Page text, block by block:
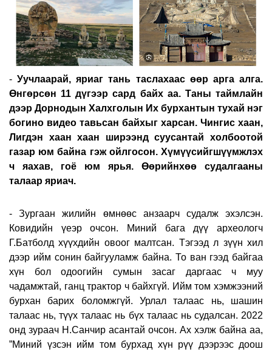
-Уучлаарай, яриаг тань таслахаас өөр арга алга.
Өнгөрсөн 11 дүгээр сард байх аа. Таны таймлайн
дээр Дорнодын Халхголын Их бурхантын тухай нэг
богино видео тавьсан байхыг харсан. Чингис хаан,
Лигдэн хаан хаан ширээнд суусантай холбоотой
газар юм байна гэж ойлгосон. Хүмүүсийгшүүмжлэх
ч яахав, гоё юм ярья. Өөрийнхөө судалгааны
талаар яриач.
- Зургаан жилийн өмнөөс анзаарч судалж эхэлсэн.
Ковидийн үеэр очсон. Миний бага дүү археологч
Г.Батболд хүүхдийн овоог малтсан. Тэгээд л зүүн хил
дээр ийм сонин байгууламж байна. То ван гээд байгаа
хүн бол одоогийн сумын засаг даргаас ч муу
чадамжтай, ганц трактор ч байхгүй. Ийм том хэмжээний
бурхан барих боломжгүй. Урлал талаас нь, шашин
талаас нь, түүх талаас нь бүх талаас нь судалсан. 2022
онд зураач Н.Санчир асантай очсон. Ах хэлж байна аа,
”Миний үзсэн ийм том бурхад хүн рүү дээрээс доош